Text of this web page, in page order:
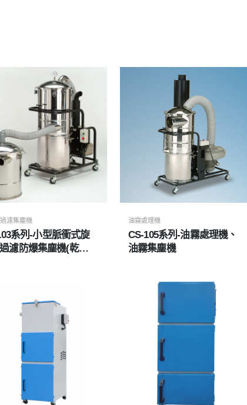
濾集塵機
系列-小型脈衝式旋
濾防爆集塵機(乾濕
油霧處理機
CS-105系列-油霧處理機、
油霧集塵機